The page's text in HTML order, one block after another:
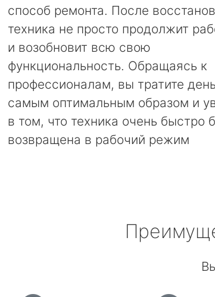
способ ремонта. После
техника не просто продолжит
и возобновит всю свою
функциональность. Обращаясь к
профессионалам, вы тратите
самым оптимальным образом и
в том, что техника очень быстро
возвращена в рабочий режим